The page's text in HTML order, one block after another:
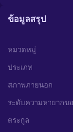
ข้อมูลสรุป
หมวดหมู่
ประเภท
สภาพภายนอก
ระดับความหายากข
ตระกูล